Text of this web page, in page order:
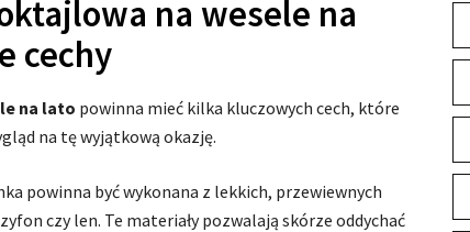
na wesele na
cechy
na lato powinna mieć kilka kluczowych cech, które
na tę wyjątkową okazję.
powinna być wykonana z lekkich, przewiewnych
czy len. Te materiały pozwalają skórze oddychać